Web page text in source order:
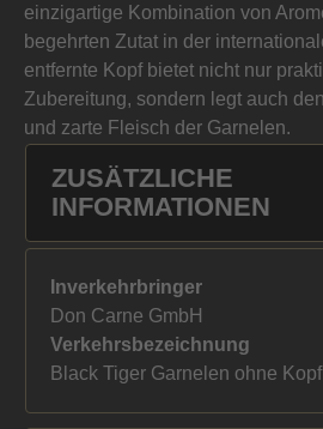
einzigartige Kombination von
begehrten Zutat in der
entfernte Kopf bietet nicht nur
Zubereitung, sondern legt auch
und zarte Fleisch der Garnelen.
ZUSÄTZLICHE
INFORMATIONEN
Inverkehrbringer
Don Carne GmbH
Verkehrsbezeichnung
Black Tiger Garnelen ohne Kopf